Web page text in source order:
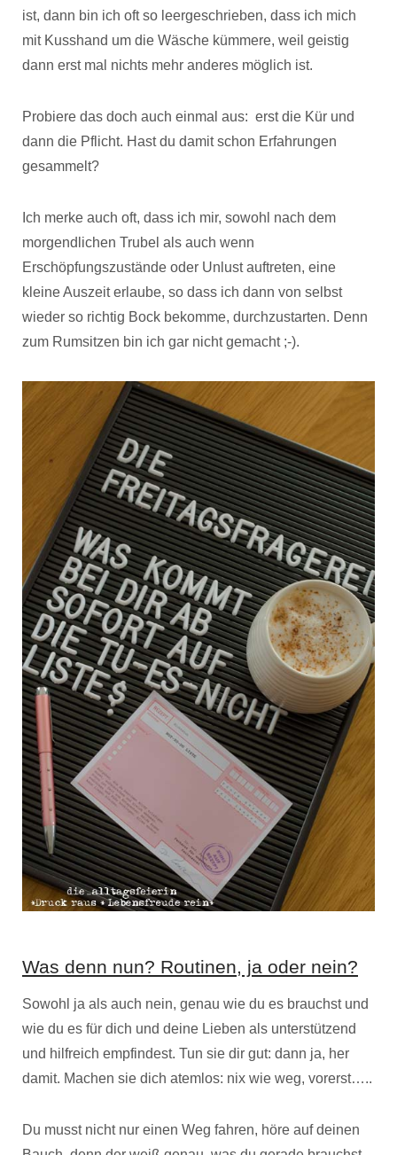
ist, dann bin ich oft so leergeschrieben, dass ich mich
mit Kusshand um die Wäsche kümmere, weil geistig
dann erst mal nichts mehr anderes möglich ist.
Probiere das doch auch einmal aus: erst die Kür und
dann die Pflicht. Hast du damit schon Erfahrungen
gesammelt?
Ich merke auch oft, dass ich mir, sowohl nach dem
morgendlichen Trubel als auch wenn
Erschöpfungszustände oder Unlust auftreten, eine
kleine Auszeit erlaube, so dass ich dann von selbst
wieder so richtig Bock bekomme, durchzustarten. Denn
zum Rumsitzen bin ich gar nicht gemacht ;-).
Was denn nun? Routinen, ja oder nein?
Sowohl ja als auch nein, genau wie du es brauchst und
wie du es für dich und deine Lieben als unterstützend
und hilfreich empfindest. Tun sie dir gut: dann ja, her
damit. Machen sie dich atemlos: nix wie weg, vorerst…..
Du musst nicht nur einen Weg fahren, höre auf deinen